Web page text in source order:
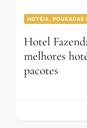
HOTÉIS, POUSADAS
Hotel
melhores
pacotes